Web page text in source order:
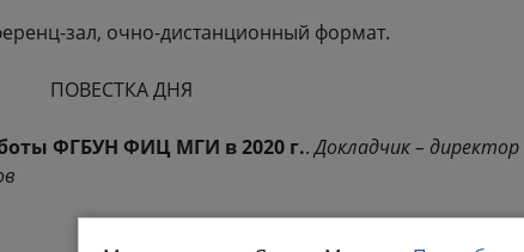
зал, очно-дистанционный формат.
ПОВЕСТКА ДНЯ
ФГБУН ФИЦ МГИ в 2020 г..Докладчик – директор